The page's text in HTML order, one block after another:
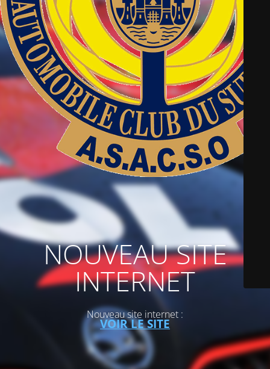
NOUVEAU SITE
INTERNET
Nouveau site internet :
VOIR LE SITE